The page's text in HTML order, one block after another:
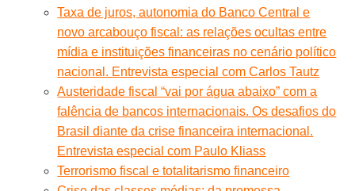
Taxa de juros, autonomia do Banco Central e
novo arcabouço fiscal: as relações ocultas entre
mídia e instituições financeiras no cenário político
nacional. Entrevista especial com Carlos Tautz
Austeridade fiscal “vai por água abaixo” com a
falência de bancos internacionais. Os desafios do
Brasil diante da crise financeira internacional.
Entrevista especial com Paulo Kliass
Terrorismo fiscal e totalitarismo financeiro